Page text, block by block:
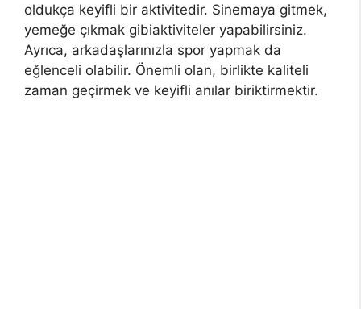
oldukça keyifli bir aktivitedir. Sinemaya gitmek,
yemeğe çıkmak gibiaktiviteler yapabilirsiniz.
Ayrıca, arkadaşlarınızla spor yapmak da
eğlenceli olabilir. Önemli olan, birlikte kaliteli
zaman geçirmek ve keyifli anılar biriktirmektir.